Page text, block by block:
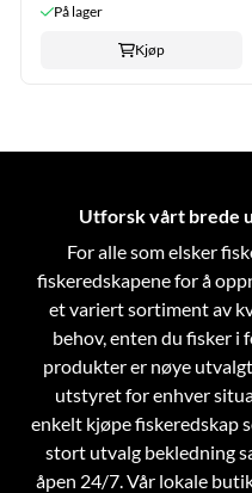
På lager
Kjøp
Utforsk vårt brede
For alle som elsker
fiskeredskapene for å
et variert sortiment av
behov, enten du fisker i
produkter er nøye
utstyret for enhver
enkelt kjøpe fiskeredskap
stort utvalg bekledning
åpen 24/7. Vår lokale